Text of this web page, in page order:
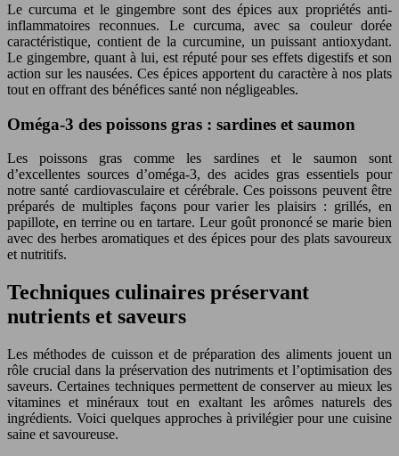
Le curcuma et le gingembre sont des épices aux propriétés anti-
inflammatoires reconnues. Le curcuma, avec sa couleur dorée
caractéristique, contient de la curcumine, un puissant antioxydant.
Le gingembre, quant à lui, est réputé pour ses effets digestifs et son
action sur les nausées. Ces épices apportent du caractère à nos plats
tout en offrant des bénéfices santé non négligeables.
Oméga-3 des poissons gras : sardines et saumon
Les poissons gras comme les sardines et le saumon sont
d’excellentes sources d’oméga-3, des acides gras essentiels pour
notre santé cardiovasculaire et cérébrale. Ces poissons peuvent être
préparés de multiples façons pour varier les plaisirs : grillés, en
papillote, en terrine ou en tartare. Leur goût prononcé se marie bien
avec des herbes aromatiques et des épices pour des plats savoureux
et nutritifs.
Techniques culinaires préservant
nutrients et saveurs
Les méthodes de cuisson et de préparation des aliments jouent un
rôle crucial dans la préservation des nutriments et l’optimisation des
saveurs. Certaines techniques permettent de conserver au mieux les
vitamines et minéraux tout en exaltant les arômes naturels des
ingrédients. Voici quelques approches à privilégier pour une cuisine
saine et savoureuse.